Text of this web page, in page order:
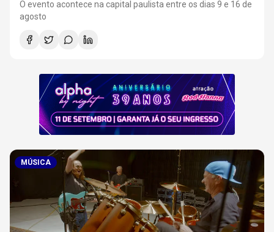
CONFIRA
O evento acontece na capital paulista entre os dias 9 e 16 de
agosto
MÚSICA